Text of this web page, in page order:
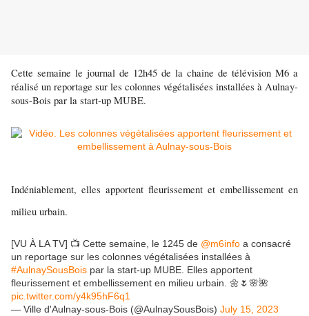
Cette semaine le journal de 12h45 de la chaine de télévision M6 a
réalisé un reportage sur les colonnes végétalisées installées à Aulnay-
sous-Bois par la start-up MUBE.
Indéniablement, elles apportent fleurissement et embellissement en
milieu urbain.
[VU À LA TV] 📺 Cette semaine, le 1245 de @m6info a consacré
un reportage sur les colonnes végétalisées installées à
#AulnaySousBois par la start-up MUBE. Elles apportent
fleurissement et embellissement en milieu urbain. 🌼🌷🌸🌺
pic.twitter.com/y4k95hF6q1
— Ville d'Aulnay-sous-Bois (@AulnaySousBois) July 15, 2023